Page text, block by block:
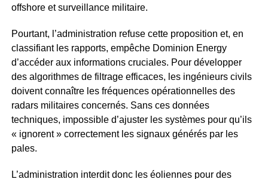
offshore et surveillance militaire.
Pourtant, l’administration refuse cette proposition et, en
classifiant les rapports, empêche Dominion Energy
d’accéder aux informations cruciales. Pour développer
des algorithmes de filtrage efficaces, les ingénieurs civils
doivent connaître les fréquences opérationnelles des
radars militaires concernés. Sans ces données
techniques, impossible d’ajuster les systèmes pour qu’ils
« ignorent » correctement les signaux générés par les
pales.
L’administration interdit donc les éoliennes pour des